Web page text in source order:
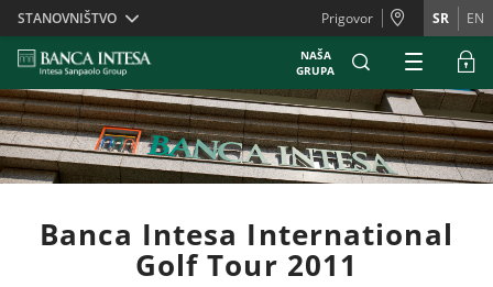
Skiplinks
STANOVNIŠTVO Prigovor SR EN
NAŠA
GRUPA
Banca Intesa International
Golf Tour 2011